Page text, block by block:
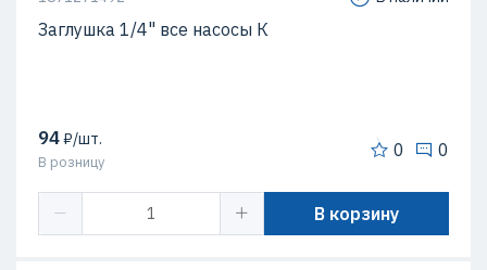
Заглушка 1/4" все насосы К
94₽/шт.
В розницу
0 0
В корзину